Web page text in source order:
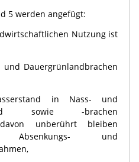
5 werden angefügt:
Nutzung ist
und Dauergrünlandbrachen
in Nass- und
sowie -brachen
unberührt bleiben
Absenkungs- und